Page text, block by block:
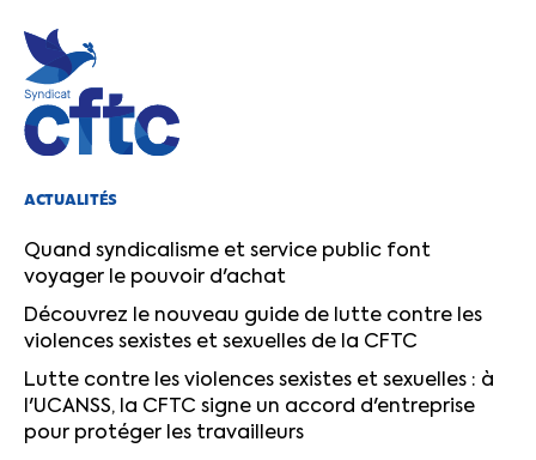
ACTUALITÉS
Quand syndicalisme et service public font
voyager le pouvoir d'achat
Découvrez le nouveau guide de lutte contre les
violences sexistes et sexuelles de la CFTC
Lutte contre les violences sexistes et sexuelles : à
l'UCANSS, la CFTC signe un accord d'entreprise
pour protéger les travailleurs